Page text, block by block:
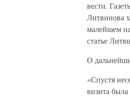
вести.
Литвинова
малейшем
статье
О
«Спустя
визита